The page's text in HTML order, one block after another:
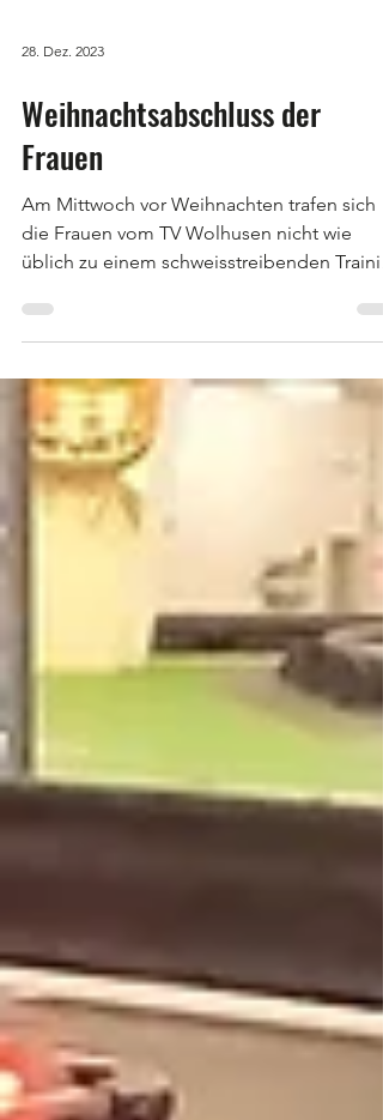
28. Dez. 2023
Weihnachtsabschluss der
Frauen
Am Mittwoch vor Weihnachten trafen sich
üblich zu einem schweisstreibenden
in der Halle,...